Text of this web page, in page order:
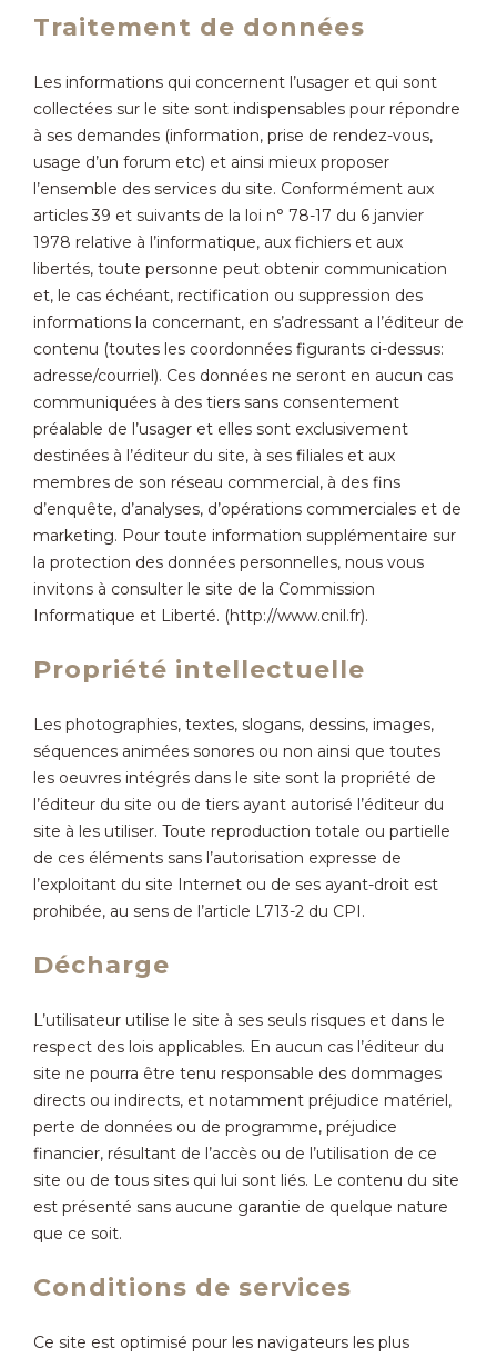
Traitement de données
Les informations qui concernent l’usager et qui sont
collectées sur le site sont indispensables pour répondre
à ses demandes (information, prise de rendez-vous,
usage d’un forum etc) et ainsi mieux proposer
l’ensemble des services du site. Conformément aux
articles 39 et suivants de la loi n° 78-17 du 6 janvier
1978 relative à l’informatique, aux fichiers et aux
libertés, toute personne peut obtenir communication
et, le cas échéant, rectification ou suppression des
informations la concernant, en s’adressant a l’éditeur de
contenu (toutes les coordonnées figurants ci-dessus:
adresse/courriel). Ces données ne seront en aucun cas
communiquées à des tiers sans consentement
préalable de l’usager et elles sont exclusivement
destinées à l’éditeur du site, à ses filiales et aux
membres de son réseau commercial, à des fins
d’enquête, d’analyses, d’opérations commerciales et de
marketing. Pour toute information supplémentaire sur
la protection des données personnelles, nous vous
invitons à consulter le site de la Commission
Informatique et Liberté. (http://www.cnil.fr).
Propriété intellectuelle
Les photographies, textes, slogans, dessins, images,
séquences animées sonores ou non ainsi que toutes
les oeuvres intégrés dans le site sont la propriété de
l’éditeur du site ou de tiers ayant autorisé l’éditeur du
site à les utiliser. Toute reproduction totale ou partielle
de ces éléments sans l’autorisation expresse de
l’exploitant du site Internet ou de ses ayant-droit est
prohibée, au sens de l’article L713-2 du CPI.
Décharge
L’utilisateur utilise le site à ses seuls risques et dans le
respect des lois applicables. En aucun cas l’éditeur du
site ne pourra être tenu responsable des dommages
directs ou indirects, et notamment préjudice matériel,
perte de données ou de programme, préjudice
financier, résultant de l’accès ou de l’utilisation de ce
site ou de tous sites qui lui sont liés. Le contenu du site
est présenté sans aucune garantie de quelque nature
que ce soit.
Conditions de services
Ce site est optimisé pour les navigateurs les plus